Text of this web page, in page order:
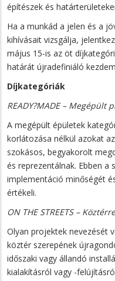
építészek és
Ha a munkád a jelen és a
kihívásait vizsgálja,
május 15-is az öt
határát újradefiniáló
Díjkategóriák
READY?MADE – Megépült
A megépült épületek
korlátozása nélkül azokat
szokásos, begyakorolt
és reprezentálnak. Ebben a
implementáció minőségét
értékeli.
ON THE STREETS –
Olyan projektek nevezését
köztér szerepének
időszaki vagy állandó
kialakításról vagy -